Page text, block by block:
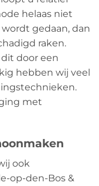
helaas niet
gedaan, dan
raken.
door een
hebben wij veel
met
ook
op-den-Bos &